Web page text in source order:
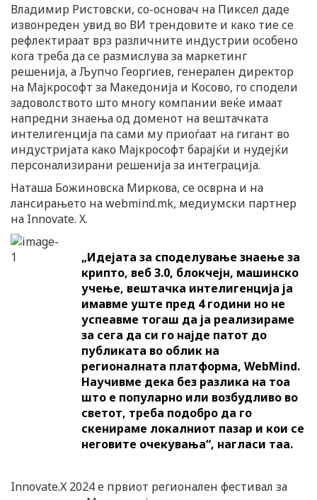
Владимир Ристовски, со-основач на Пиксел даде
извонреден увид во ВИ трендовите и како тие се
рефлектираат врз различните индустрии особено
кога треба да се размислува за маркетинг
решенија, а Љупчо Георгиев, генерален директор
на Мајкрософт за Македонија и Косово, го сподели
задоволството што многу компании веќе имаат
напредни знаења од доменот на вештачката
интелигенција па сами му приоѓаат на гигант во
индустријата како Мајкрософт барајќи и нудејќи
персонализирани решенија за интеграција.
Наташа Божиновска Миркова, се осврна и на
лансирањето на webmind.mk, медиумски партнер
на Innovate. X.
„Идејата за споделување знаење за
крипто, веб 3.0, блокчејн, машинско
учење, вештачка интелигенција ја
имавме уште пред 4 години но не
успеавме тогаш да ја реализираме
за сега да си го најде патот до
публиката во облик на
регионалната платформа, WebMind.
Научивме дека без разлика на тоа
што е популарно или возбудливо во
светот, треба подобро да го
скенираме локалниот пазар и кои се
неговите очекувања“, нагласи таа.
Innovate.X 2024 е првиот регионален фестивал за